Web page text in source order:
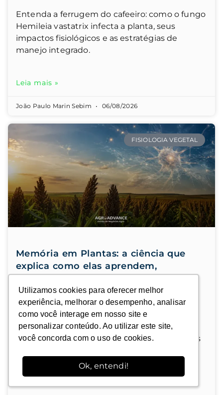
Utilizamos cookies para oferecer melhor
experiência, melhorar o desempenho, analisar
como você interage em nosso site e
personalizar conteúdo. Ao utilizar este site,
você concorda com o uso de cookies.
Ok, entendi!
Utilizamos cookies para oferecer melhor
experiência, melhorar o desempenho, analisar
como você interage em nosso site e
personalizar conteúdo. Ao utilizar este site,
você concorda com o uso de cookies.
Ok, entendi!
Entenda a ferrugem do cafeeiro: como o fungo
Hemileia vastatrix infecta a planta, seus
impactos fisiológicos e as estratégias de
manejo integrado.
Leia mais »
João Paulo Marin Sebim 06/08/2026
FISIOLOGIA VEGETAL
Memória em Plantas: a ciência que
explica como elas aprendem,
esquecem e se protegem
Plantas não têm cérebro, mas guardam
experiências passadas e as usam para decidir
como reagir no futuro. A memória em plantas